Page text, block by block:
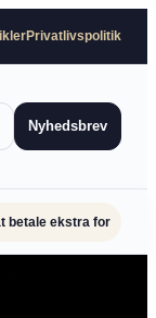
Privatlivspolitik
Nyhedsbrev
betale ekstra for